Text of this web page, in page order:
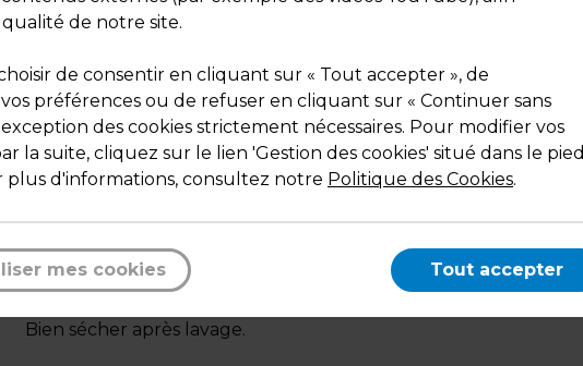
Écriture à la craie ou au feutre craie.
Nettoyage à l'eau tiède additionnée d'un produit PH
Bien sécher après lavage.
de notre site.
de consentir en cliquant sur « Tout accepter », de
préférences ou de refuser en cliquant sur « Continuer sans
des cookies strictement nécessaires. Pour modifier vos
la suite, cliquez sur le lien 'Gestion des cookies' situé dans le pied
plus d'informations, consultez notre Politique des Cookies.
mes cookies Tout accepter